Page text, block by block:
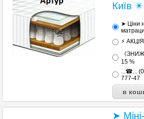
Київ
➤ Ціни
⚡
《
15 %
...☎...
777-47
➤